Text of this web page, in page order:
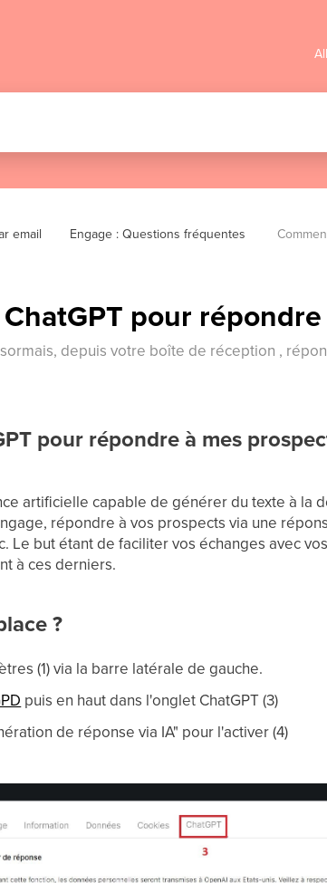
email Engage : Questions fréquentes
pour
depuis votre boîte de réception ,
pour répondre à mes
artificielle capable de générer du texte à la
répondre à vos prospects via une
Le but étant de faciliter vos échanges avec
à ces derniers.
?
(1) via la barre latérale de gauche.
puis en haut dans l'onglet ChatGPT (3)
de réponse via IA" pour l'activer (4)